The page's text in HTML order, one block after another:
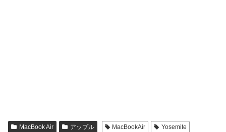
MacBook Air アップル MacBookAir Yosemite